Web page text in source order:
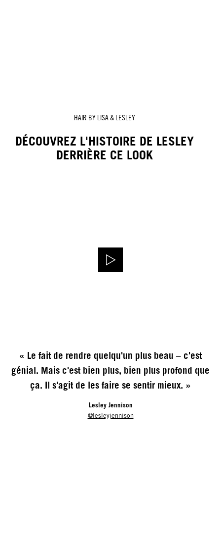
HAIR BY LISA & LESLEY
DÉCOUVREZ L'HISTOIRE DE LESLEY
DERRIÈRE CE LOOK
« Le fait de rendre quelqu'un plus beau – c'est
génial. Mais c'est bien plus, bien plus profond que
ça. Il s'agit de les faire se sentir mieux. »
Lesley Jennison
@lesleyjennison